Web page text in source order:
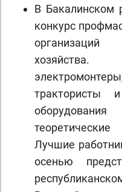
В Бакалинском
конкурс
организаций
хозяйства.
трактористы
Лучшие
осенью